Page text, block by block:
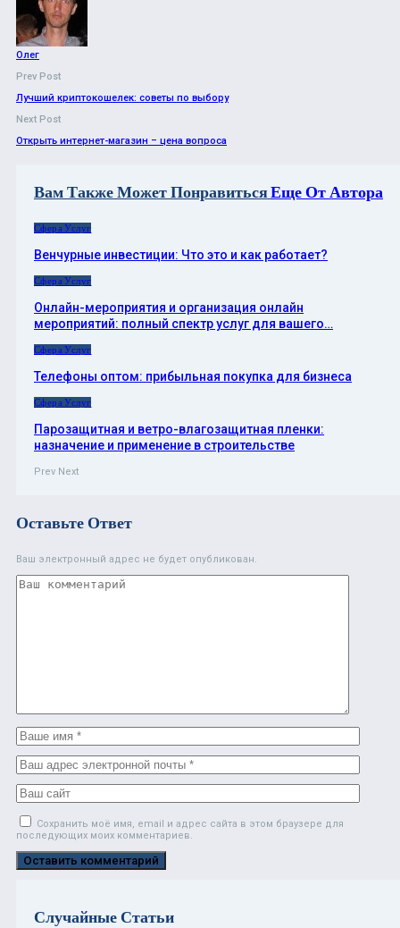
Олег
Prev Post
Лучший криптокошелек: советы по выбору
Next Post
Открыть интернет-магазин – цена вопроса
Вам Также Может ПонравитьсяЕще От Автора
Сфера Услуг
Венчурные инвестиции: Что это и как работает?
Сфера Услуг
Онлайн-мероприятия и организация онлайн
мероприятий: полный спектр услуг для вашего…
Сфера Услуг
Телефоны оптом: прибыльная покупка для бизнеса
Сфера Услуг
Парозащитная и ветро-влагозащитная пленки:
назначение и применение в строительстве
Prev Next
Оставьте Ответ
Ваш электронный адрес не будет опубликован.
Сохранить моё имя, email и адрес сайта в этом браузере для
последующих моих комментариев.
Случайные Статьи